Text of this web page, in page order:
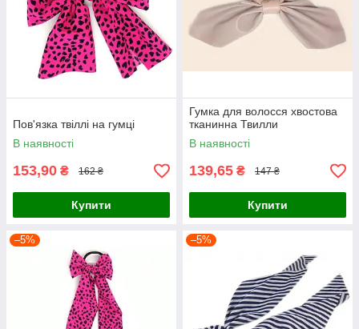
Пов'язка твіллі на гумці
В наявності
153,90 ₴ 162 ₴
Купити
Гумка для волосся хвостова
тканинна Твилли
В наявності
139,65 ₴ 147 ₴
Купити
–5% –5%